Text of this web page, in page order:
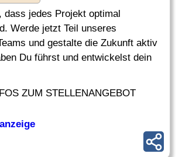
dass jedes Projekt optimal
Werde jetzt Teil unseres
und gestalte die Zukunft aktiv
Du führst und entwickelst dein
ZUM STELLENANGEBOT